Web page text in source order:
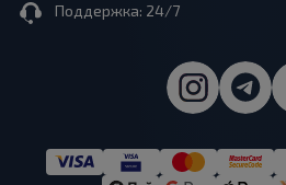
Поддержка: 24/7